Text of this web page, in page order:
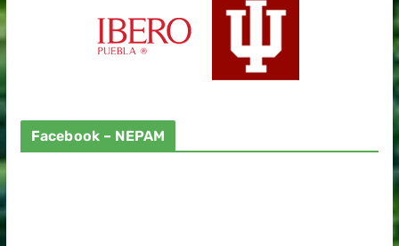
Facebook – NEPAM